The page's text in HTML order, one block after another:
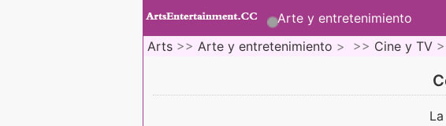
Arte y entretenimiento
Arts >> Arte y entretenimiento > >> Cine y TV